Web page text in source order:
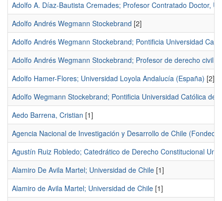
Adolfo A. Díaz-Bautista Cremades; Profesor Contratado Doctor,
Adolfo Andrés Wegmann Stockebrand [2]
Adolfo Andrés Wegmann Stockebrand; Pontificia Universidad
Adolfo Andrés Wegmann Stockebrand; Profesor de derecho civil
Adolfo Hamer-Flores; Universidad Loyola Andalucía (España) [2]
Adolfo Wegmann Stockebrand; Pontificia Universidad Católica de
Aedo Barrena, Cristian [1]
Agencia Nacional de Investigación y Desarrollo de Chile
Agustín Ruiz Robledo; Catedrático de Derecho Constitucional
Alamiro De Avila Martel; Universidad de Chile [1]
Alamiro de Avila Martel; Universidad de Chile [1]